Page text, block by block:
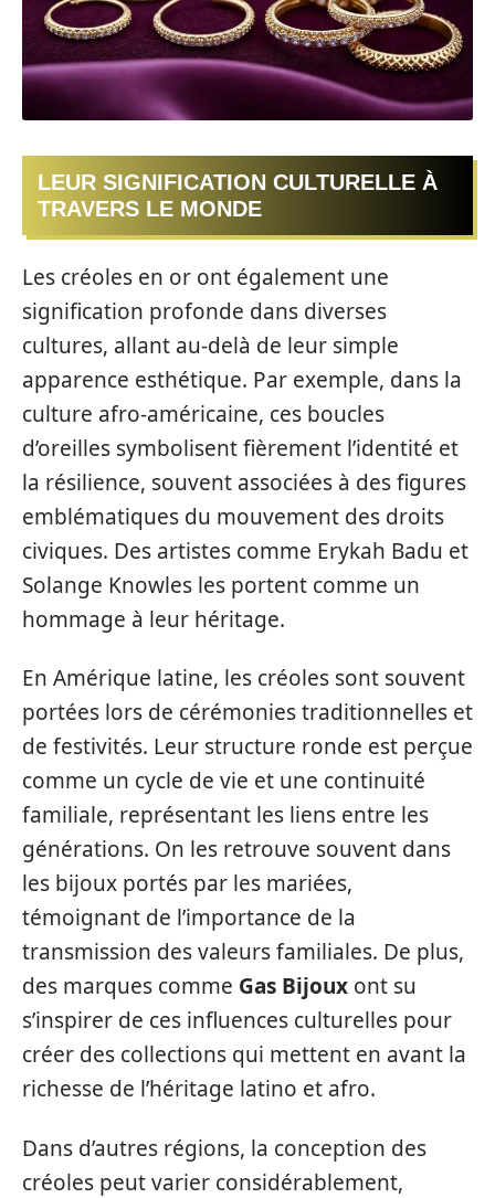
LEUR SIGNIFICATION CULTURELLE À
TRAVERS LE MONDE
Les créoles en or ont également une
signification profonde dans diverses
cultures, allant au-delà de leur simple
apparence esthétique. Par exemple, dans la
culture afro-américaine, ces boucles
d’oreilles symbolisent fièrement l’identité et
la résilience, souvent associées à des figures
emblématiques du mouvement des droits
civiques. Des artistes comme Erykah Badu et
Solange Knowles les portent comme un
hommage à leur héritage.
En Amérique latine, les créoles sont souvent
portées lors de cérémonies traditionnelles et
de festivités. Leur structure ronde est perçue
comme un cycle de vie et une continuité
familiale, représentant les liens entre les
générations. On les retrouve souvent dans
les bijoux portés par les mariées,
témoignant de l’importance de la
transmission des valeurs familiales. De plus,
des marques comme Gas Bijoux ont su
s’inspirer de ces influences culturelles pour
créer des collections qui mettent en avant la
richesse de l’héritage latino et afro.
Dans d’autres régions, la conception des
créoles peut varier considérablement,